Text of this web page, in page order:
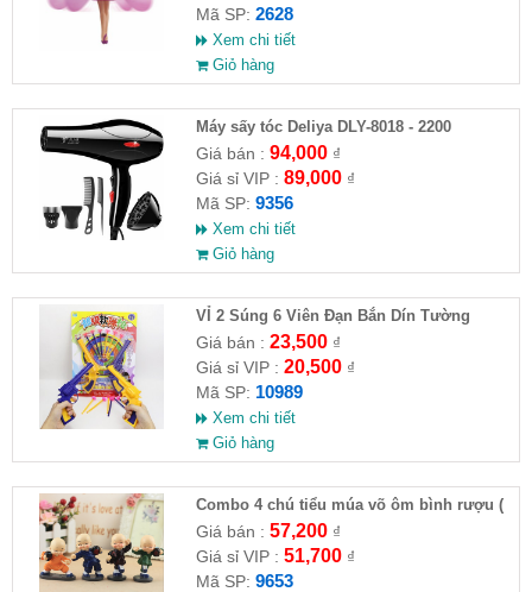
Mã SP: 2628
Xem chi tiết
Giỏ hàng
Máy sấy tóc Deliya DLY-8018 - 2200
Giá bán : 94,000₫
Giá sỉ VIP : 89,000₫
Mã SP: 9356
Xem chi tiết
Giỏ hàng
VỈ 2 Súng 6 Viên Đạn Bắn Dín Tường
Giá bán : 23,500₫
Giá sỉ VIP : 20,500₫
Mã SP: 10989
Xem chi tiết
Giỏ hàng
Combo 4 chú tiểu múa võ ôm bình rượu (
HĐ )
Giá bán : 57,200₫
Giá sỉ VIP : 51,700₫
Mã SP: 9653